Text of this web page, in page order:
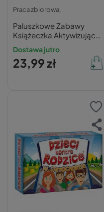
Praca zbiorowa,
Paluszkowe Zabawy
Książeczka Aktywizująca
Dla Dzieci 18M+ CzuCzu
Dostawa jutro
23,99 zł